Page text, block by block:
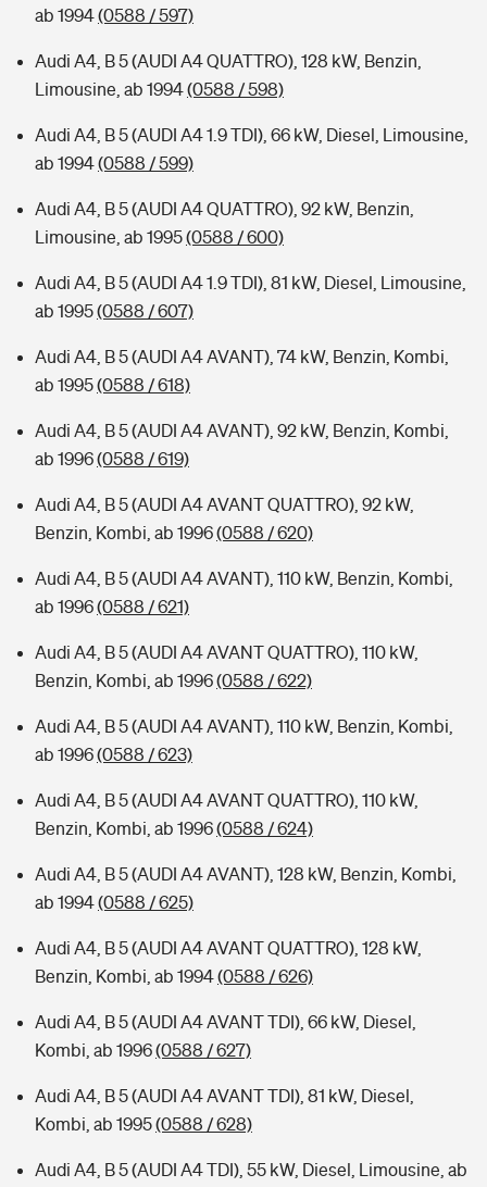
ab 1994(0588 / 597)
Audi A4, B 5 (AUDI A4 QUATTRO), 128 kW, Benzin,
Limousine, ab 1994(0588 / 598)
Audi A4, B 5 (AUDI A4 1.9 TDI), 66 kW, Diesel, Limousine,
ab 1994(0588 / 599)
Audi A4, B 5 (AUDI A4 QUATTRO), 92 kW, Benzin,
Limousine, ab 1995(0588 / 600)
Audi A4, B 5 (AUDI A4 1.9 TDI), 81 kW, Diesel, Limousine,
ab 1995(0588 / 607)
Audi A4, B 5 (AUDI A4 AVANT), 74 kW, Benzin, Kombi,
ab 1995(0588 / 618)
Audi A4, B 5 (AUDI A4 AVANT), 92 kW, Benzin, Kombi,
ab 1996(0588 / 619)
Audi A4, B 5 (AUDI A4 AVANT QUATTRO), 92 kW,
Benzin, Kombi, ab 1996(0588 / 620)
Audi A4, B 5 (AUDI A4 AVANT), 110 kW, Benzin, Kombi,
ab 1996(0588 / 621)
Audi A4, B 5 (AUDI A4 AVANT QUATTRO), 110 kW,
Benzin, Kombi, ab 1996(0588 / 622)
Audi A4, B 5 (AUDI A4 AVANT), 110 kW, Benzin, Kombi,
ab 1996(0588 / 623)
Audi A4, B 5 (AUDI A4 AVANT QUATTRO), 110 kW,
Benzin, Kombi, ab 1996(0588 / 624)
Audi A4, B 5 (AUDI A4 AVANT), 128 kW, Benzin, Kombi,
ab 1994(0588 / 625)
Audi A4, B 5 (AUDI A4 AVANT QUATTRO), 128 kW,
Benzin, Kombi, ab 1994(0588 / 626)
Audi A4, B 5 (AUDI A4 AVANT TDI), 66 kW, Diesel,
Kombi, ab 1996(0588 / 627)
Audi A4, B 5 (AUDI A4 AVANT TDI), 81 kW, Diesel,
Kombi, ab 1995(0588 / 628)
Audi A4, B 5 (AUDI A4 TDI), 55 kW, Diesel, Limousine, ab